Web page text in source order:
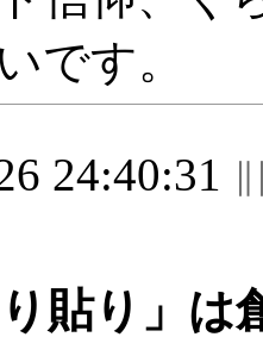
です。
24:40:31
り貼り」